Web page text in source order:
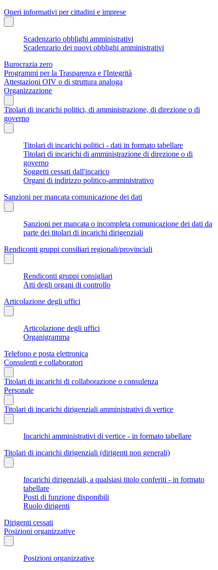
Oneri informativi per cittadini e imprese
Scadenzario obblighi amministrativi
Scadenzario dei nuovi obblighi amministrativi
Burocrazia zero
Programmi per la Trasparenza e l'Integrità
Attestazioni OIV o di struttura analoga
Organizzazione
Titolari di incarichi politici, di amministrazione, di direzione o di
governo
Titolari di incarichi politici - dati in formato tabellare
Titolari di incarichi di amministrazione di direzione o di
governo
Soggetti cessati dall'incarico
Organi di indirizzo politico-amministrativo
Sanzioni per mancata comunicazione dei dati
Sanzioni per mancata o incompleta comunicazione dei dati da
parte dei titolari di incarichi dirigenziali
Rendiconti gruppi consiliari regionali/provinciali
Rendiconti gruppi consigliari
Atti degli organi di controllo
Articolazione degli uffici
Articolazione degli uffici
Organigramma
Telefono e posta elettronica
Consulenti e collaboratori
Titolari di incarichi di collaborazione o consulenza
Personale
Titolari di incarichi dirigenziali amministrativi di vertice
Incarichi amministrativi di vertice - in formato tabellare
Titolari di incarichi dirigenziali (dirigenti non generali)
Incarichi dirigenziali, a qualsiasi titolo conferiti - in formato
tabellare
Posti di funzione disponibili
Ruolo dirigenti
Dirigenti cessati
Posizioni organizzative
Posizioni organizzative